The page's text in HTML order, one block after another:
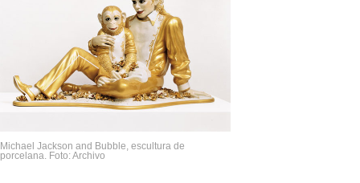
Michael Jackson and Bubble, escultura de
porcelana. Foto: Archivo